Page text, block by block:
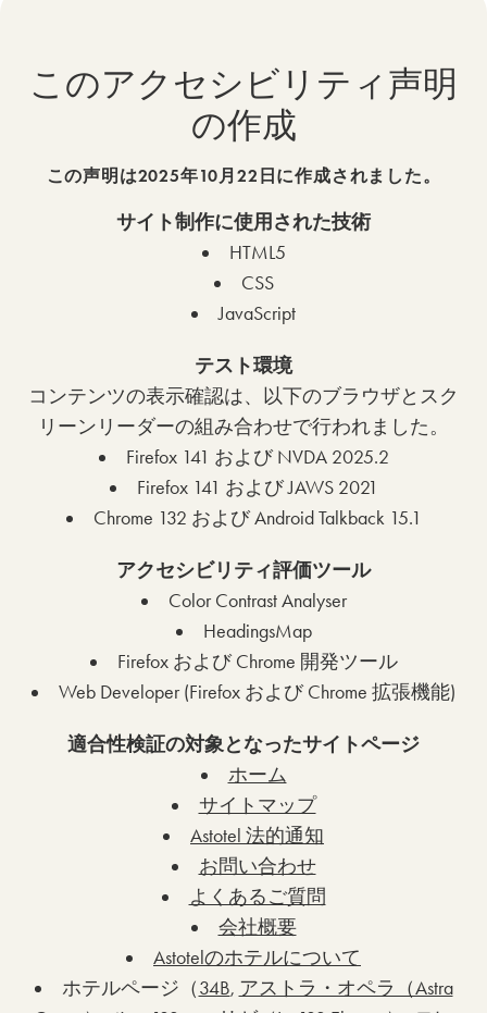
このアクセシビリティ声明
の作成
この声明は2025年10月22日に作成されました。
サイト制作に使用された技術
HTML5
CSS
JavaScript
テスト環境
コンテンツの表示確認は、以下のブラウザとスク
リーンリーダーの組み合わせで行われました。
Firefox 141 および NVDA 2025.2
Firefox 141 および JAWS 2021
Chrome 132 および Android Talkback 15.1
アクセシビリティ評価ツール
Color Contrast Analyser
HeadingsMap
Firefox および Chrome 開発ツール
Web Developer (Firefox および Chrome 拡張機能)
適合性検証の対象となったサイトページ
ホーム
サイトマップ
Astotel 法的通知
お問い合わせ
よくあるご質問
会社概要
Astotelのホテルについて
ホテルページ（34B, アストラ・オペラ（Astra